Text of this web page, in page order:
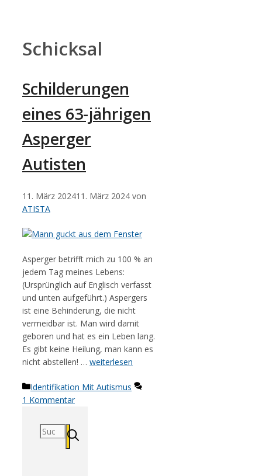
Schicksal
Schilderungen
eines 63-jährigen
Asperger
Autisten
11. März 202411. März 2024 von
ATISTA
Asperger betrifft mich zu 100 % an
jedem Tag meines Lebens:
(Ursprünglich auf Englisch verfasst
und unten aufgeführt.) Aspergers
ist eine Behinderung, die nicht
vermeidbar ist. Man wird damit
geboren und hat es ein Leben lang.
Es gibt keine Heilung, man kann es
nicht abstellen! … weiterlesen
Kategorien
Identifikation Mit Autismus
1 Kommentar
Suchen
nach: